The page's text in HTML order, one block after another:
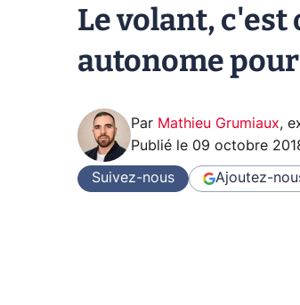
Le volant, c'est
autonome
Par Mathieu Grumiaux,
Publié le 09 octobre
Suivez-nous Ajoutez-